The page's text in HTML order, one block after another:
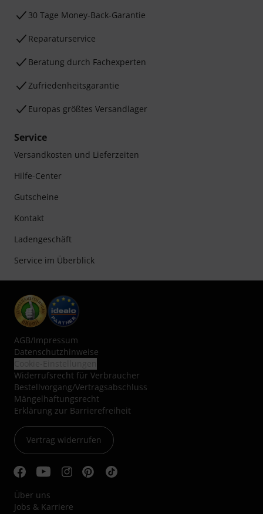
30 Tage Money-Back-Garantie
Reparaturservice
Beratung durch Fachexperten
Zufriedenheitsgarantie
Europas größtes Versandlager
Service
Versandkosten und Lieferzeiten
Hilfe-Center
Gutscheine
Kontakt
Ladengeschäft
Service im Überblick
AGB/Impressum
Datenschutzhinweise
Widerrufsrecht für Verbraucher
Bestellvorgang/Vertragsabschluss
Mängelhaftungsrecht
Erklärung zur Barrierefreiheit
Vertrag widerrufen
Über uns
Jobs & Karriere